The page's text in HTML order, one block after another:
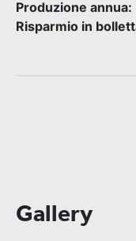
Produzione annua:
Risparmio in
Gallery